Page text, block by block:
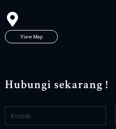
View Map
Hubungi sekarang !